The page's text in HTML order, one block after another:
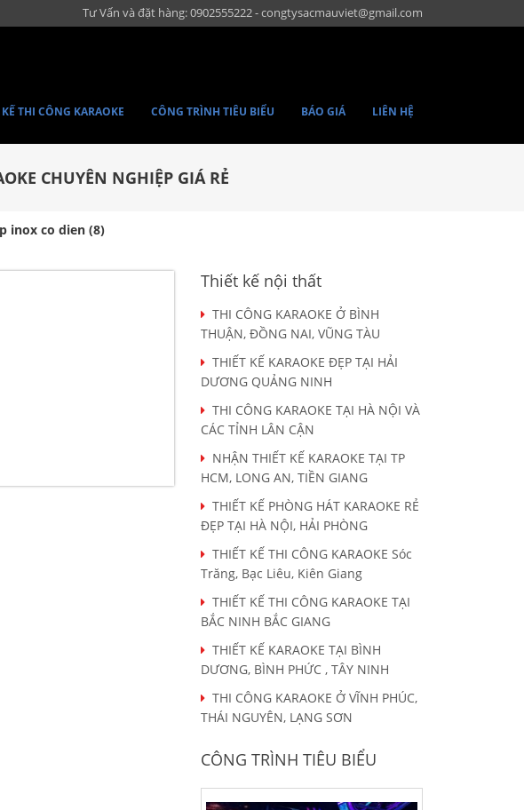
Tư Vấn và đặt hàng: 0902555222 - congtysacmauviet@gmail.com
THI CÔNG KARAOKE CÔNG TRÌNH TIÊU BIỂU BÁO GIÁ LIÊN HỆ
CHUYÊN NGHIỆP GIÁ RẺ
inox co dien (8)
Thiết kế nội thất
THI CÔNG KARAOKE Ở BÌNH
THUẬN, ĐỒNG NAI, VŨNG TÀU
THIẾT KẾ KARAOKE ĐẸP TẠI HẢI
DƯƠNG QUẢNG NINH
THI CÔNG KARAOKE TẠI HÀ NỘI VÀ
CÁC TỈNH LÂN CẬN
NHẬN THIẾT KẾ KARAOKE TẠI TP
HCM, LONG AN, TIỀN GIANG
THIẾT KẾ PHÒNG HÁT KARAOKE RẺ
ĐẸP TẠI HÀ NỘI, HẢI PHÒNG
THIẾT KẾ THI CÔNG KARAOKE Sóc
Trăng, Bạc Liêu, Kiên Giang
THIẾT KẾ THI CÔNG KARAOKE TẠI
BẮC NINH BẮC GIANG
THIẾT KẾ KARAOKE TẠI BÌNH
DƯƠNG, BÌNH PHỨC , TÂY NINH
THI CÔNG KARAOKE Ở VĨNH PHÚC,
THÁI NGUYÊN, LẠNG SƠN
CÔNG TRÌNH TIÊU BIỂU